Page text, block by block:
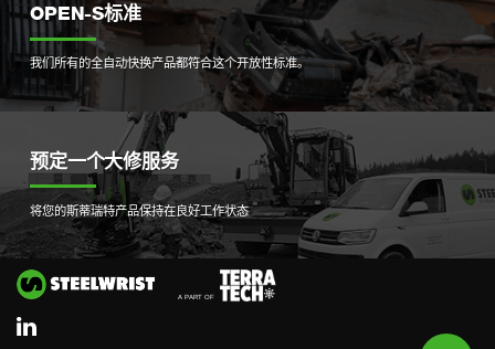
OPEN-S标准
我们所有的全自动快换产品都符合这个开放性标准。
预定一个大修服务
将您的斯蒂瑞特产品保持在良好工作状态